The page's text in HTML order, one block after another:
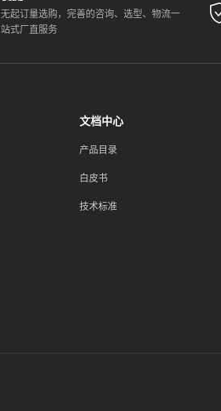
无起订量选购，完善的咨询、选型、物流一
站式厂直服务
文档中心
产品目录
白皮书
技术标准